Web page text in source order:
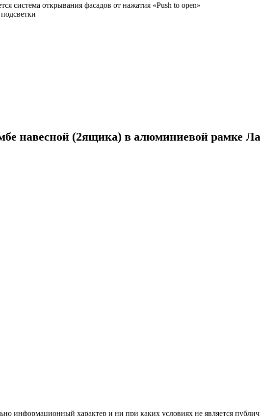
система открывания фасадов от нажатия «Push to open»
навесной (2ящика) в алюминиевой рамке
информационный характер и ни при каких условиях не является